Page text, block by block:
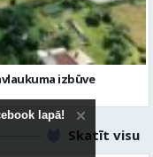
Skatīt visu
lapā!